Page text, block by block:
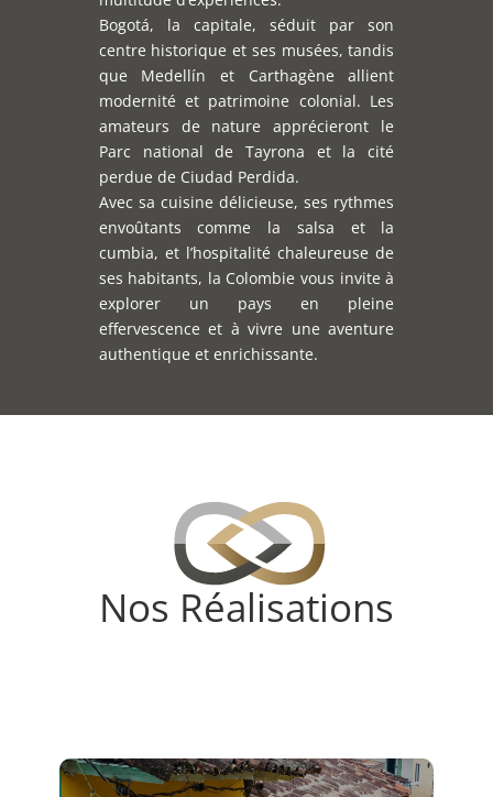
Bogotá, la capitale, séduit par son
centre historique et ses musées, tandis
que Medellín et Carthagène allient
modernité et patrimoine colonial. Les
amateurs de nature apprécieront le
Parc national de Tayrona et la cité
perdue de Ciudad Perdida.
Avec sa cuisine délicieuse, ses rythmes
envoûtants comme la salsa et la
cumbia, et l’hospitalité chaleureuse de
ses habitants, la Colombie vous invite à
explorer un pays en pleine
effervescence et à vivre une aventure
authentique et enrichissante.
Nos Réalisations